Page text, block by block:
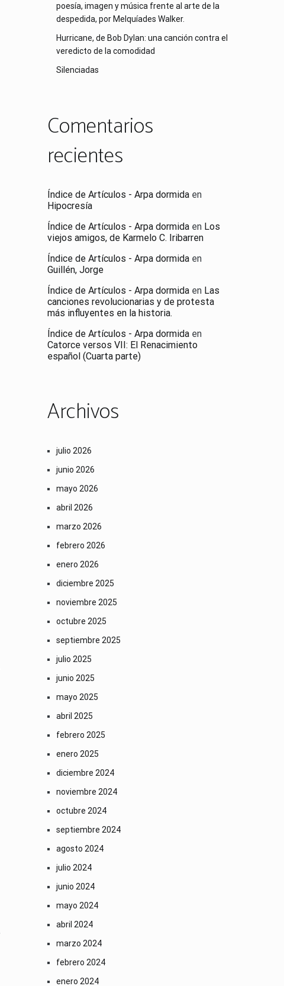
poesía, imagen y música frente al arte de la
despedida, por Melquíades Walker.
Hurricane, de Bob Dylan: una canción contra el
veredicto de la comodidad
Silenciadas
Comentarios
recientes
Índice de Artículos - Arpa dormida en
Hipocresía
Índice de Artículos - Arpa dormida en Los
viejos amigos, de Karmelo C. Iribarren
Índice de Artículos - Arpa dormida en
Guillén, Jorge
Índice de Artículos - Arpa dormida en Las
canciones revolucionarias y de protesta
más influyentes en la historia.
Índice de Artículos - Arpa dormida en
Catorce versos VII: El Renacimiento
español (Cuarta parte)
Archivos
julio 2026
junio 2026
mayo 2026
abril 2026
marzo 2026
febrero 2026
enero 2026
diciembre 2025
noviembre 2025
octubre 2025
septiembre 2025
julio 2025
junio 2025
mayo 2025
abril 2025
febrero 2025
enero 2025
diciembre 2024
noviembre 2024
octubre 2024
septiembre 2024
agosto 2024
julio 2024
junio 2024
mayo 2024
abril 2024
marzo 2024
febrero 2024
enero 2024